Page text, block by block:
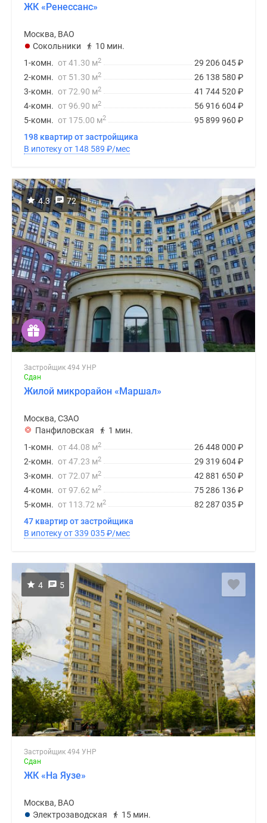
ЖК «Ренессанс»
Москва, ВАО
Сокольники
10 мин.
29 206 045₽
1-комн. от 41.30 м2
26 138 580 ₽
2-комн. от 51.30 м2
41 744 520 ₽
3-комн. от 72.90 м2
56 916 604₽
4-комн. от 96.90 м2
95 899 960 ₽
5-комн. от 175.00 м2
198 квартир от застройщика
В ипотеку от 148 589 ₽/мес
4.3 72
Застройщик 494 УНР
Сдан
Жилой микрорайон «Маршал»
Москва, СЗАО
Панфиловская
1 мин.
26 448 000 ₽
1-комн. от 44.08 м2
29 319 604₽
2-комн. от 47.23 м2
42 881 650 ₽
3-комн. от 72.07 м2
75 286 136₽
4-комн. от 97.62 м2
82 287 035₽
5-комн. от 113.72 м2
47 квартир от застройщика
В ипотеку от 339 035₽/мес
4 5
Застройщик 494 УНР
Сдан
ЖК «На Яузе»
Москва, ВАО
Электрозаводская
15 мин.